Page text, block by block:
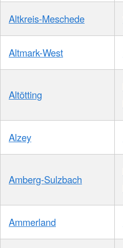
Altkreis-Meschede
Altmark-West
Altötting
Alzey
Amberg-Sulzbach
Ammerland